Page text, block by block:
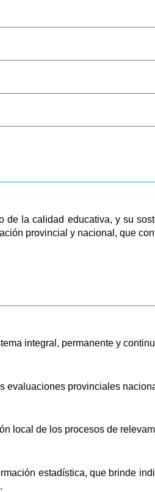
educativa, y su
provincial y nacional, que
integral, permanente y
evaluaciones provinciales
local de los procesos de
estadística, que brinde